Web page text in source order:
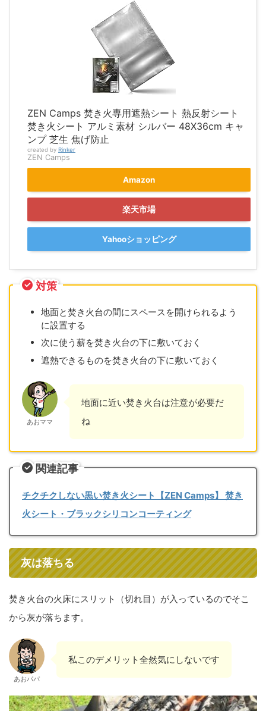
ZEN Camps 焚き火専用遮熱シート 熱反射シート
焚き火シート アルミ素材 シルバー 48X36cm キャ
ンプ 芝生 焦げ防止
created by Rinker
ZEN Camps
Amazon
楽天市場
Yahooショッピング
対策
地面と焚き火台の間にスペースを開けられるよう
に設置する
次に使う薪を焚き火台の下に敷いておく
遮熱できるものを焚き火台の下に敷いておく
あおママ
地面に近い焚き火台は注意が必要だ
ね
関連記事
チクチクしない黒い焚き火シート【ZEN Camps】 焚き
火シート・ブラックシリコンコーティング
灰は落ちる
焚き火台の火床にスリット（切れ目）が入っているのでそこ
から灰が落ちます。
あおパパ
私このデメリット全然気にしないです